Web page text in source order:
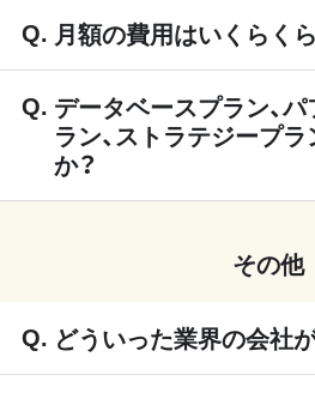
月額の費用はいくらく
データベースプラン、
ラン、ストラテジープ
か？
その他
どういった業界の会社